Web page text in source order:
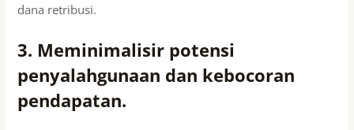
dana retribusi.
3. Meminimalisir potensi
penyalahgunaan dan kebocoran
pendapatan.